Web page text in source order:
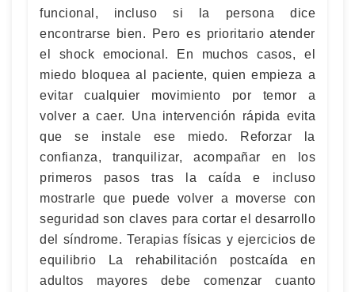
funcional, incluso si la persona dice
encontrarse bien. Pero es prioritario atender
el shock emocional. En muchos casos, el
miedo bloquea al paciente, quien empieza a
evitar cualquier movimiento por temor a
volver a caer. Una intervención rápida evita
que se instale ese miedo. Reforzar la
confianza, tranquilizar, acompañar en los
primeros pasos tras la caída e incluso
mostrarle que puede volver a moverse con
seguridad son claves para cortar el desarrollo
del síndrome. Terapias físicas y ejercicios de
equilibrio La rehabilitación postcaída en
adultos mayores debe comenzar cuanto